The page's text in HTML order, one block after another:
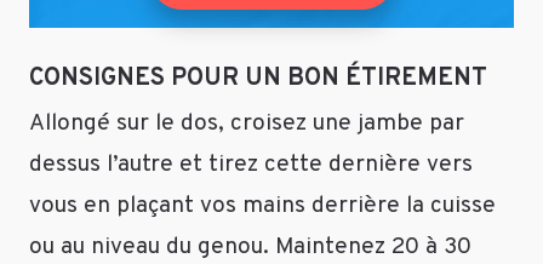
CONSIGNES POUR UN BON ÉTIREMENT
Allongé sur le dos, croisez une jambe par
dessus l’autre et tirez cette dernière vers
vous en plaçant vos mains derrière la cuisse
ou au niveau du genou. Maintenez 20 à 30